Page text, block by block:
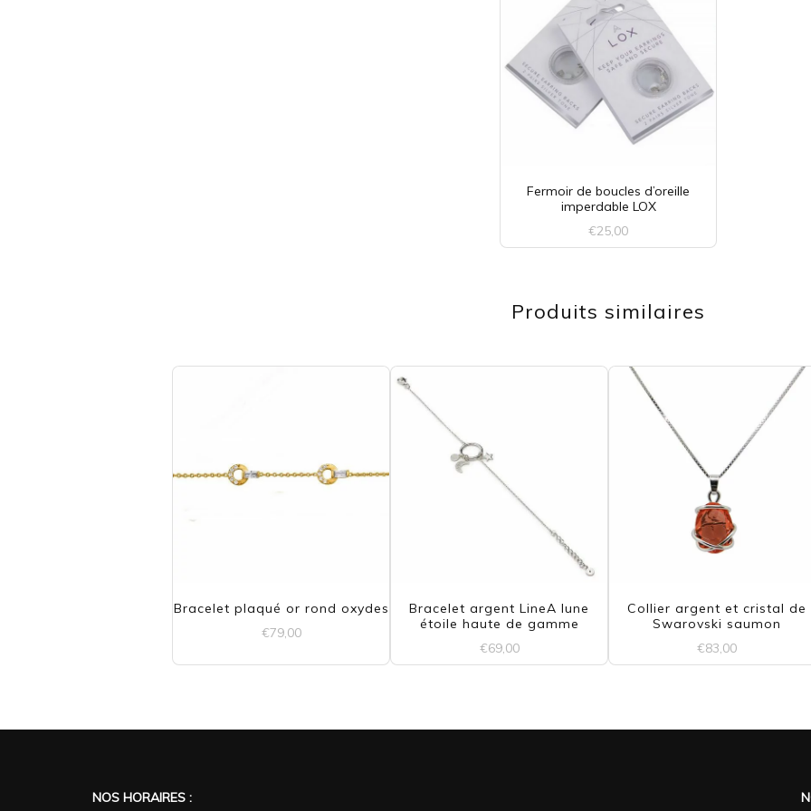
Fermoir de boucles d’oreille
imperdable LOX
€25,00
a
variations.
Produits similaires
Bracelet plaqué or rond oxydes
€79,00
Bracelet argent LineA lune
étoile haute de gamme
€69,00
Collier argent et cristal de
Swarovski saumon
€83,00
NOS HORAIRES :